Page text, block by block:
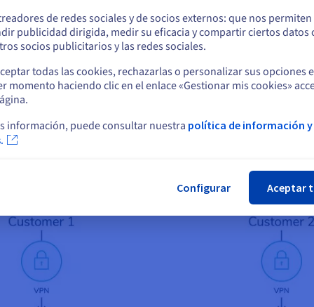
amplio abanico de soluciones y su excelente relación calidad-
empezando por los servidores dedicados e
servidores dedicados, un espacio de almacenamiento
Cloud, todo ello conectado a través del vRack, la red privada de
Permanezca en el sitio web actual
otro sitio web
de redes sociales y de socios externos: que nos permiten
publicidad dirigida, medir su eficacia y compartir ciertos datos
socios publicitarios y las redes sociales.
todas las cookies, rechazarlas o personalizar sus opciones
momento haciendo clic en el enlace «Gestionar mis cookies»
información, puede consultar nuestra política de información y
Configurar Aceptar